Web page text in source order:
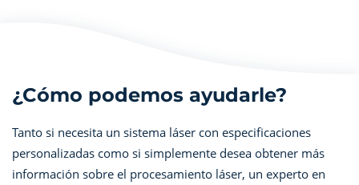
¿Cómo podemos ayudarle?
Tanto si necesita un sistema láser con especificaciones
personalizadas como si simplemente desea obtener más
información sobre el procesamiento láser, un experto en